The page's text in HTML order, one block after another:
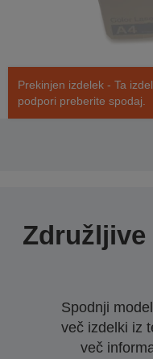
Prekinjen izdelek - Ta
podpori preberite spodaj.
Združljive
Spodnji
več izdelki iz
več